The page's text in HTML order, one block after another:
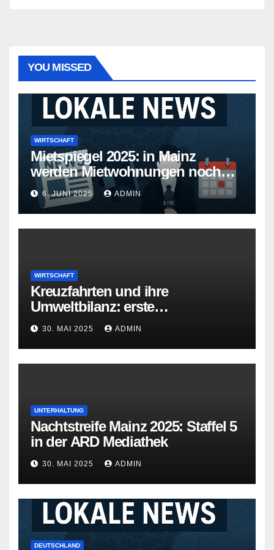
YOU MISSED
WIRTSCHAFT
Mietspiegel 2025: in Mainz
werden Mietwohnungen noch
teurer
6. JUNI 2025 ADMIN
WIRTSCHAFT
Kreuzfahrten und ihre
Umweltbilanz: erste
Kreuzfahrtschiffe gehen neue
Wege
30. MAI 2025 ADMIN
UNTERHALTUNG
Nachtstreife Mainz 2025: Staffel 5
in der ARD Mediathek
30. MAI 2025 ADMIN
DEUTSCHLAND